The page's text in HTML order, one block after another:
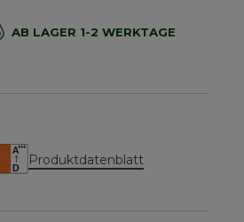
AB LAGER 1-2 WERKTAGE
Produktdatenblatt